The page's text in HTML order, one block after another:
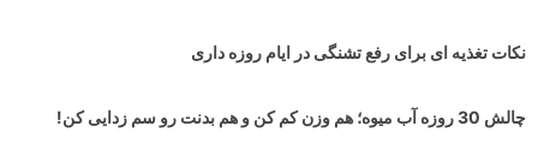
نکات تغذیه ای برای رفع تشنگی در ایام روزه داری
چالش 30 روزه آب میوه؛ هم وزن کم کن و هم بدنت رو سم زدایی کن!